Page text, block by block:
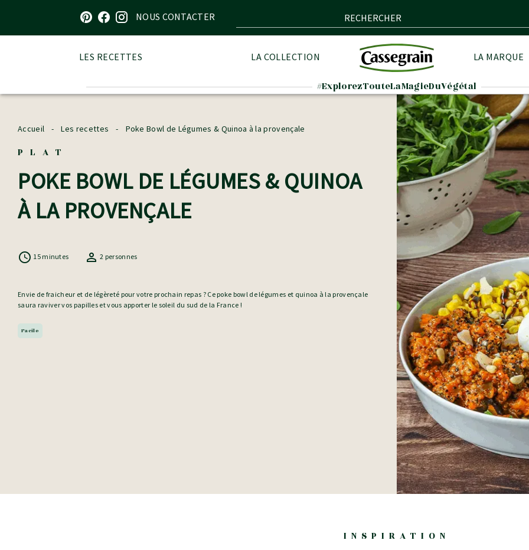
Visitez notre page sur Pinterest
Visitez notre page sur Facebook
Visitez notre page sur Instagram
NOUS CONTACTER RECHERCHER
LES RECETTES LA COLLECTION LA MARQUE
#ExplorezTouteLaMagieDuVégétal
Accueil - Les recettes - Poke Bowl de Légumes & Quinoa à la provençale
PLAT
POKE BOWL DE LÉGUMES & QUINOA
À LA PROVENÇALE
15 minutes 2 personnes
Envie de fraicheur et de légèreté pour votre prochain repas ? Ce poke bowl de légumes et quinoa à la provençale
saura raviver vos papilles et vous apporter le soleil du sud de la France !
Facile
INSPIRATION